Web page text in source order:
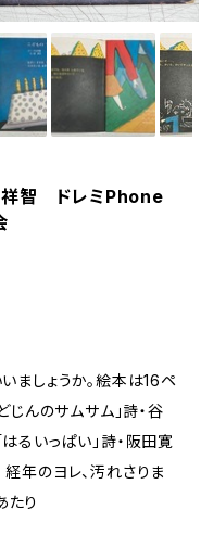
智 ドレミPhone
ましょうか。絵本は16ペ
じんのサムサム」詩・谷
いっぱい」詩・阪田寛
のヨレ、汚れさりま
り